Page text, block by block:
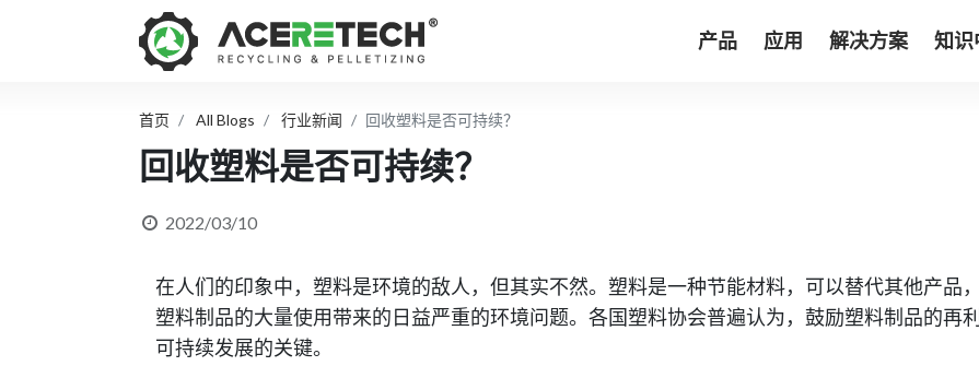
产品 应用 解决方案 知识
首页 All Blogs 行业新闻 回收塑料是否可持续？
回收塑料是否可持续？
2022/03/10
在人们的印象中，塑料是环境的敌人，但其实不然。塑料是一种节能材料，可以替代其他产品
塑料制品的大量使用带来的日益严重的环境问题。各国塑料协会普遍认为，鼓励塑料制品的再
可持续发展的关键。